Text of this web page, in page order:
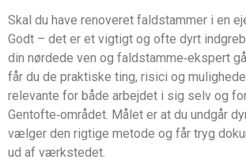
Skal du have renoveret faldstammer i en
Godt – det er et vigtigt og ofte dyrt
din nørdede ven og faldstamme‑ekspert
får du de praktiske ting, risici og
relevante for både arbejdet i sig selv og
Gentofte‑området. Målet er at du undgår
vælger den rigtige metode og får tryg
ud af værkstedet.